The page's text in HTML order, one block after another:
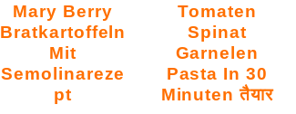
Mary Berry
Bratkartoffeln
Mit
Semolinareze
Pt
Tomaten
Spinat
Garnelen
Pasta In 30
Minuten तैयार